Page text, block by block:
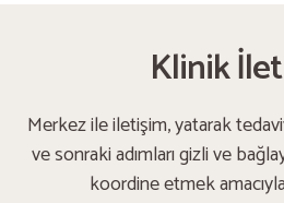
Klinik
Merkez ile iletişim, yatarak
ve sonraki adımları gizli ve
koordine etmek